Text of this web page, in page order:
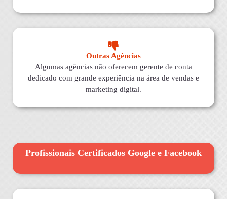
Outras Agências
Algumas agências não oferecem gerente de conta
dedicado com grande experiência na área de vendas e
marketing digital.
Profissionais Certificados Google e Facebook